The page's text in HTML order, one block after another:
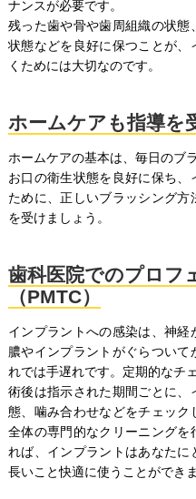
ナンスが必要です。
残った歯や骨や歯周組織の状
状態などを良好に保つことが
くためには大切なのです。
ホームケアも指導を
ホームケアの基本は、毎日のブ
お口の衛生状態を良好に保ち、
ために、正しいブラッシング
を受けましょう。
歯科医院でのプロフ
（PMTC）
インプラントへの感染は、神経
膿やインプラントがぐらつい
れでは手遅れです。定期的なチ
術後は指示された期間ごとに
態、噛み合わせなどをチェック
全体の専門的なクリーニング
れば、インプラントはあなたに
長いこと快適に使うことができま